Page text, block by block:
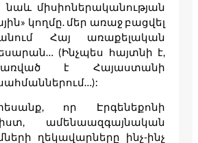
նաև միսիոներականության
կողմը. մեր առաջ բացվել
Հայ առաքելական
(Ինչպես հայտնի է,
է Հայաստանի
որ Էրգենեքոնի
ամենաազգայնական
ղեկավարները ինչ-ինչ